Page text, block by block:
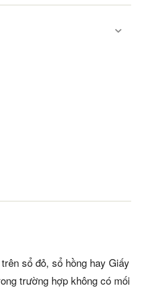
sổ đỏ, sổ hồng hay Giấy
trường hợp không có mối